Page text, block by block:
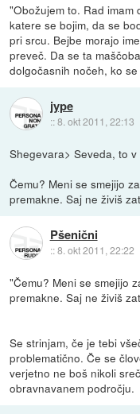
"Obožujem to. Rad imam
katere se bojim, da se
pri srcu. Bejbe morajo
preveč. Da se ta
dolgočasnih nočeh, ko
jype
::8. okt 2011, 22:13
Shegevara> Seveda, to
Čemu? Meni se smejijo
premakne. Saj ne živiš
Pšenični
::8. okt 2011, 22:22
"Čemu? Meni se smejijo
premakne. Saj ne živiš
Se strinjam, če je tebi
problematično. Če se
verjetno ne boš nikoli
obravnavanem področju.